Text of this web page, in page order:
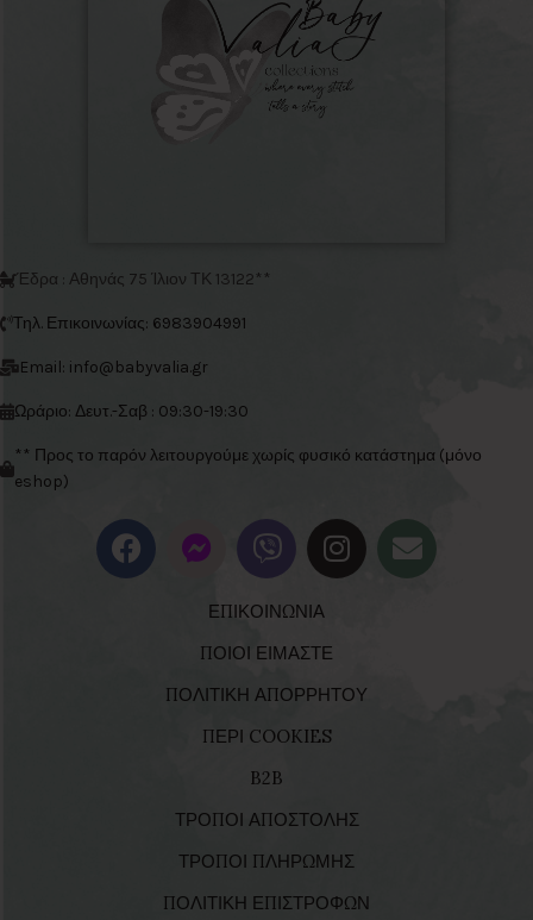
Έδρα : Αθηνάς 75 Ίλιον ΤΚ 13122**
Τηλ. Επικοινωνίας: 6983904991
Email: info@babyvalia.gr
Ωράριο: Δευτ.-Σαβ : 09:30-19:30
** Προς το παρόν λειτουργούμε χωρίς φυσικό κατάστημα (μόνο
eshop)
ΕΠΙΚΟΙΝΩΝΙΑ
ΠΟΙΟΙ ΕΙΜΑΣΤΕ
ΠΟΛΙΤΙΚΗ ΑΠΟΡΡΗΤΟΥ
ΠΕΡΙ COOKIES
B2B
ΤΡΟΠΟΙ ΑΠΟΣΤΟΛΗΣ
ΤΡΟΠΟΙ ΠΛΗΡΩΜΗΣ
ΠΟΛΙΤΙΚΗ ΕΠΙΣΤΡΟΦΩΝ